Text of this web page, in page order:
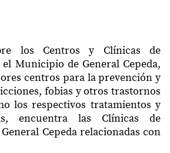
los Centros y Clínicas de
Municipio de General Cepeda,
centros para la prevención y
fobias y otros trastornos
los respectivos tratamientos y
encuentra las Clínicas de
Cepeda relacionadas con